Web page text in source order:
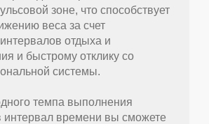
зоне, что способствует
веса за счет
отдыха и
и быстрому отклику со
системы.
темпа выполнения
интервал времени вы сможете